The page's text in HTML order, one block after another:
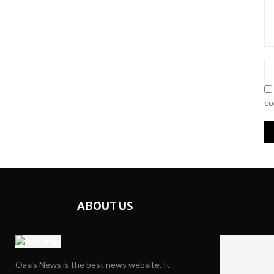
ABOUT US
Oasis News is the best news website. It